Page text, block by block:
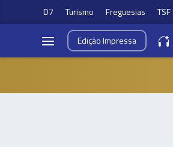
D7 Turismo Freguesias
EdiçãoImpressa